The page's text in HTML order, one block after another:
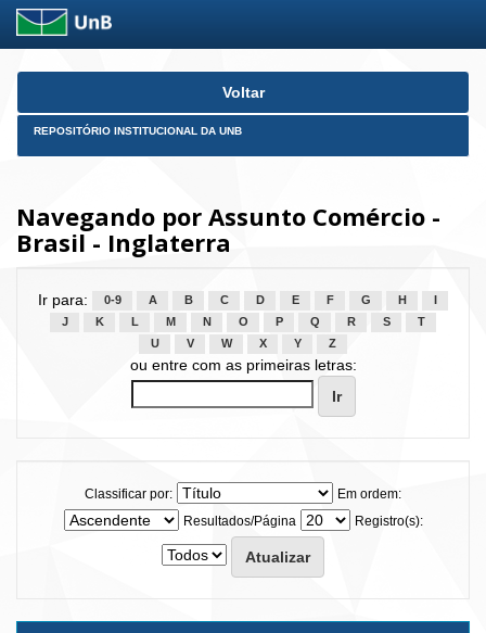
Skip
Voltar
REPOSITÓRIO INSTITUCIONAL DA UNB
Navegando por Assunto Comércio -
Brasil - Inglaterra
Ir para: 0-9 A B C D E F G H
J
K L M N O P Q R S
T
U
V W X Y Z
ou entre com as primeiras letras:
Classificar por:
Em ordem:
Resultados/Página
Registro(s):